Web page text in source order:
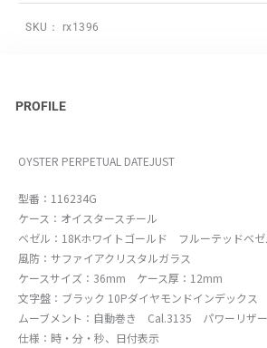
SKU： rx1396
PROFILE
OYSTER PERPETUAL DATEJUST
型番：116234G
ケース：オイスタースチール
ベゼル：18Kホワイトゴールド フルーテッドベゼ
風防：サファイアクリスタルガラス
ケースサイズ：36mm ケース厚：12mm
文字盤：ブラック 10Pダイヤモンドインデックス
ムーブメント：自動巻き Cal.3135 パワーリザ
仕様：時・分・秒、日付表示